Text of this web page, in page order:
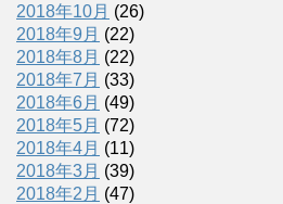
2018年10月 (26)
2018年9月 (22)
2018年8月 (22)
2018年7月 (33)
2018年6月 (49)
2018年5月 (72)
2018年4月 (11)
2018年3月 (39)
2018年2月 (47)